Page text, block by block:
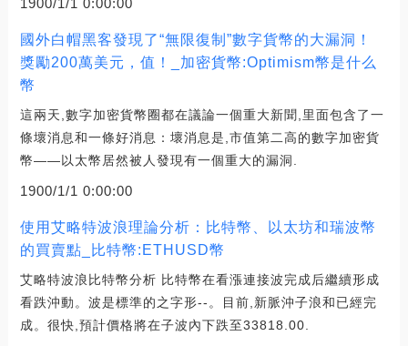
國外白帽黑客發現了“無限復制”數字貨幣的大漏洞！
獎勵200萬美元，值！_加密貨幣:Optimism幣是什么
幣
這兩天,數字加密貨幣圈都在議論一個重大新聞,里面包含了一
條壞消息和一條好消息：壞消息是,市值第二高的數字加密貨
幣——以太幣居然被人發現有一個重大的漏洞.
1900/1/1 0:00:00
使用艾略特波浪理論分析：比特幣、以太坊和瑞波幣
的買賣點_比特幣:ETHUSD幣
艾略特波浪比特幣分析 比特幣在看漲連接波完成后繼續形成
看跌沖動。波是標準的之字形--。目前,新脈沖子浪和已經完
成。很快,預計價格將在子波內下跌至33818.00.